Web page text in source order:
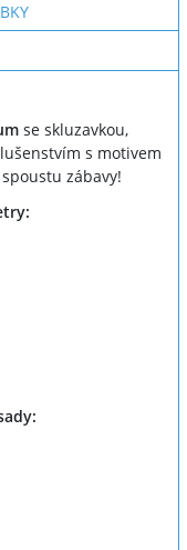
se skluzavkou,
s motivem
zábavy!